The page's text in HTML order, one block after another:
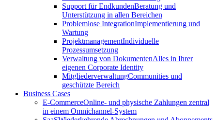
Support für EndkundenBeratung und
Unterstützung in allen Bereichen
Problemlose IntegrationImplementierung und
Wartung
ProjektmanagementIndividuelle
Prozessumsetzung
Verwaltung von DokumentenAlles in Ihrer
eigenen Corporate Identity
MitgliederverwaltungCommunities und
geschützte Bereich
Business Cases
E-CommerceOnline- und physische Zahlungen zentral
in einem Omnichannel-System